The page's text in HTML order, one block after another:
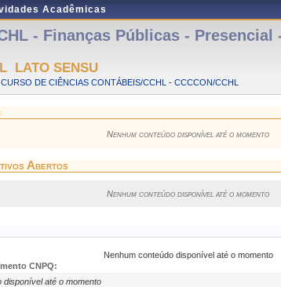
Acadêmicas
- Finanças Públicas - Presencial
LATO SENSU
DE CIÊNCIAS CONTÁBEIS/CCHL - CCCCON/CCHL
Nenhum conteúdo disponível até o momento
Abertos
Nenhum conteúdo disponível até o momento
Nenhum conteúdo disponível até o momento
CNPQ:
disponível até o momento